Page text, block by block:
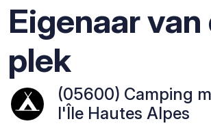
Eigenaar van
plek
(05600) Camping
l'Île Hautes Alpes